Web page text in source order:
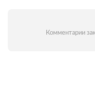
Комментарии